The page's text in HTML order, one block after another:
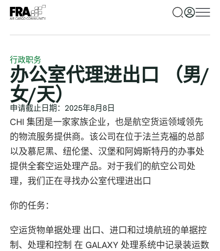
行政职务
办公室代理进出口 （男/
女/天）
申请截止日期：2025年8月8日
CHI 集团是一家家族企业，也是航空货运领域领先
的物流服务提供商。该公司在位于法兰克福的总部
以及慕尼黑、纽伦堡、汉堡和阿姆斯特丹的办事处
提供全套空运处理产品。对于我们的航空公司处
理，我们正在寻找办公室代理进出口
你的任务：
空运货物单据处理 出口、进口和过境航班的单据控
制、处理和控制 在 GALAXY 处理系统中记录装运数